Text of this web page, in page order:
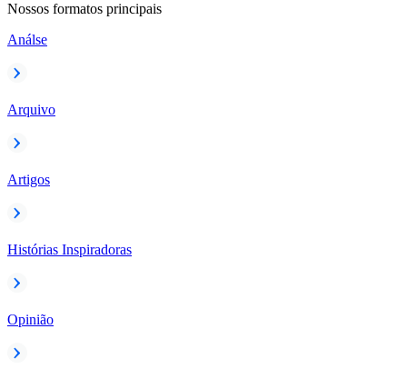
Nossos formatos principais
Análse
Arquivo
Artigos
Histórias Inspiradoras
Opinião